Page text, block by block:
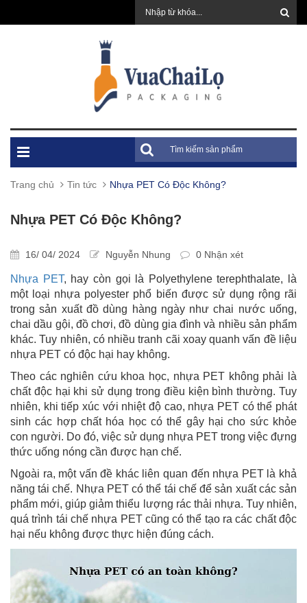
Trang chủ Tin tức Nhựa PET Có Độc Không?
Nhựa PET Có Độc Không?
16/ 04/ 2024 Nguyễn Nhung 0 Nhận xét
Nhựa PET, hay còn gọi là Polyethylene terephthalate, là
một loại nhựa polyester phổ biến được sử dụng rộng rãi
trong sản xuất đồ dùng hàng ngày như chai nước uống,
chai dầu gội, đồ chơi, đồ dùng gia đình và nhiều sản phẩm
khác. Tuy nhiên, có nhiều tranh cãi xoay quanh vấn đề liệu
nhựa PET có độc hại hay không.
Theo các nghiên cứu khoa học, nhựa PET không phải là
chất độc hại khi sử dụng trong điều kiện bình thường. Tuy
nhiên, khi tiếp xúc với nhiệt độ cao, nhựa PET có thể phát
sinh các hợp chất hóa học có thể gây hại cho sức khỏe
con người. Do đó, việc sử dụng nhựa PET trong việc đựng
thức uống nóng cần được hạn chế.
Ngoài ra, một vấn đề khác liên quan đến nhựa PET là khả
năng tái chế. Nhựa PET có thể tái chế để sản xuất các sản
phẩm mới, giúp giảm thiểu lượng rác thải nhựa. Tuy nhiên,
quá trình tái chế nhựa PET cũng có thể tạo ra các chất độc
hại nếu không được thực hiện đúng cách.